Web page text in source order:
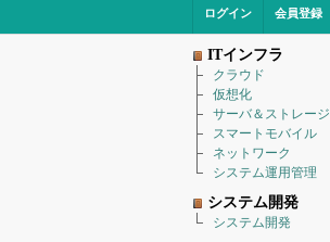
ログイン 会員登録
ITインフラ
クラウド
仮想化
サーバ＆ストレージ
スマートモバイル
ネットワーク
システム運用管理
システム開発
システム開発